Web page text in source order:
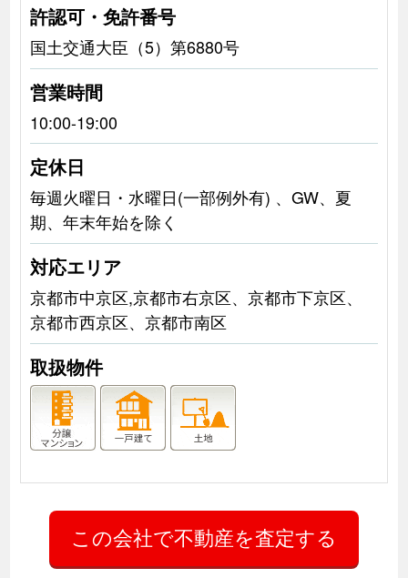
許認可・免許番号
国土交通大臣（5）第6880号
営業時間
10:00-19:00
定休日
毎週火曜日・水曜日(一部例外有) 、GW、夏
期、年末年始を除く
対応エリア
京都市中京区,京都市右京区、京都市下京区、
京都市西京区、京都市南区
取扱物件